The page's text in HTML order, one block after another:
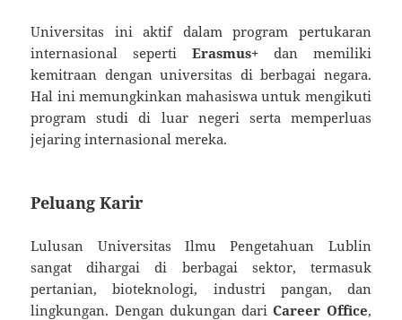
Universitas ini aktif dalam program pertukaran
internasional seperti Erasmus+ dan memiliki
kemitraan dengan universitas di berbagai negara.
Hal ini memungkinkan mahasiswa untuk mengikuti
program studi di luar negeri serta memperluas
jejaring internasional mereka.
Peluang Karir
Lulusan Universitas Ilmu Pengetahuan Lublin
sangat dihargai di berbagai sektor, termasuk
pertanian, bioteknologi, industri pangan, dan
lingkungan. Dengan dukungan dariCareer Office,